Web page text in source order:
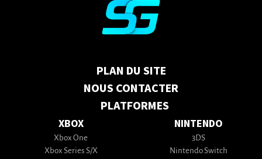
PLAN DU SITE
NOUS CONTACTER
PLATFORMES
XBOX
Xbox One
Xbox Series S/X
NINTENDO
3DS
Nintendo Switch